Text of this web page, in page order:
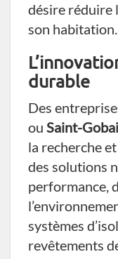
désire réduire
son habitation.
durable
Des
ou Saint-
la recherche
des solutions
performance,
systèmes
revêtements